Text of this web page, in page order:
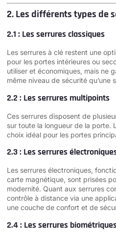
2. Les différents types de
2.1 : Les serrures classiques
Les serrures à clé restent une
pour les portes intérieures ou
utiliser et économiques, mais ne
même niveau de sécurité qu’une
2.2 : Les serrures multipoints
Ces serrures disposent de
sur toute la longueur de la porte.
choix idéal pour les portes
2.3 : Les serrures
Les serrures électroniques,
carte magnétique, sont prisées
modernité. Quant aux serrures
contrôle à distance via une
une couche de confort et de
2.4 : Les serrures